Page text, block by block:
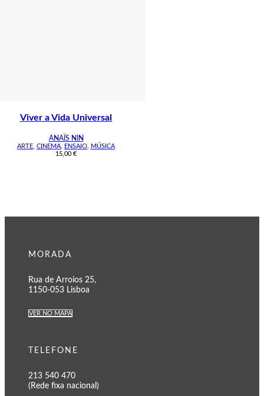
Viver a Vida Universal
ANAÏS NIN
ARTE CINEMA ENSAIO
MÚSICA
15,00 €
MORADA
Rua de Arroios 25,
1150-053 Lisboa
VER NO MAPA
TELEFONE
213 540 470
(Rede fixa nacional)